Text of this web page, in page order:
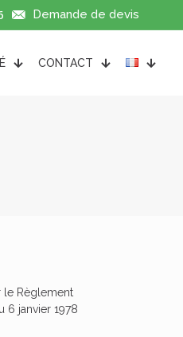
Demande de devis
CONTACT
le Règlement
6 janvier 1978